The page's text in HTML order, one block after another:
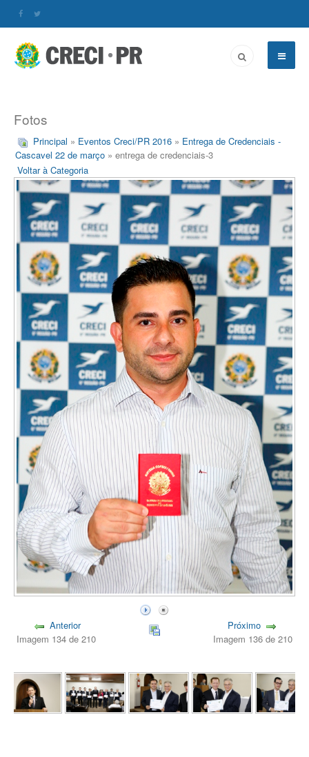
Fotos
Principal » Eventos Creci/PR 2016 » Entrega de Credenciais -
Cascavel 22 de março » entrega de credenciais-3
Voltar à Categoria
Anterior
Imagem 134 de 210
Próximo
Imagem 136 de 210